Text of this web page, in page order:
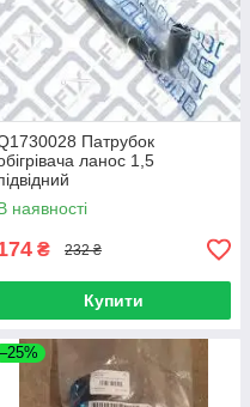
Патрубок
ланос 1,5
наявності
₴ 232 ₴
Купити
–25%